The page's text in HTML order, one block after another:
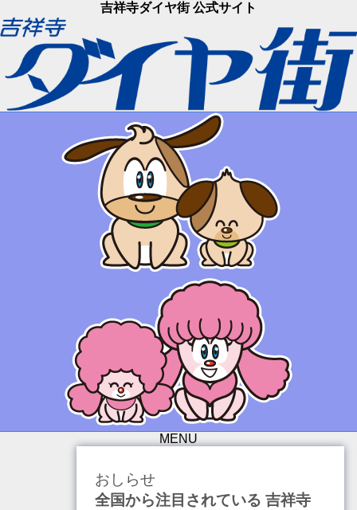
吉祥寺ダイヤ街 公式サイト
MENU
おしらせ
全国から注目されている 吉祥寺